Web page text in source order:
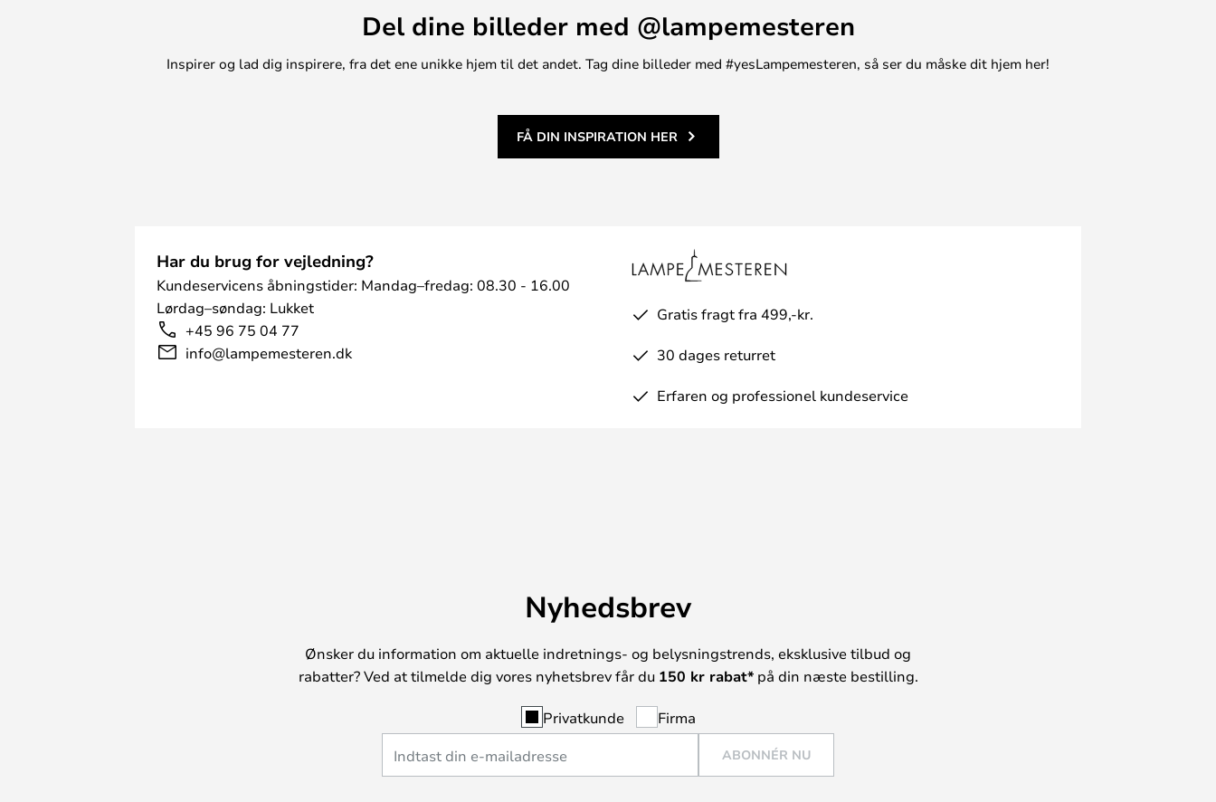
Del dine billeder med @lampemesteren
Inspirer og lad dig inspirere, fra det ene unikke hjem til det andet. Tag dine billeder med #yesLampemesteren, så ser du måske dit hjem her!
FÅ DIN INSPIRATION HER
Har du brug for vejledning?
Kundeservicens åbningstider: Mandag–fredag: 08.30 - 16.00
Lørdag–søndag: Lukket
+45 96 75 04 77
info@lampemesteren.dk
Gratis fragt fra 499,-kr.
30 dages returret
Erfaren og professionel kundeservice
Nyhedsbrev
Ønsker du information om aktuelle indretnings- og belysningstrends, eksklusive tilbud og
rabatter? Ved at tilmelde dig vores nyhetsbrev får du 150 kr rabat*på din næste bestilling.
Privatkunde Firma
ABONNÉR NU